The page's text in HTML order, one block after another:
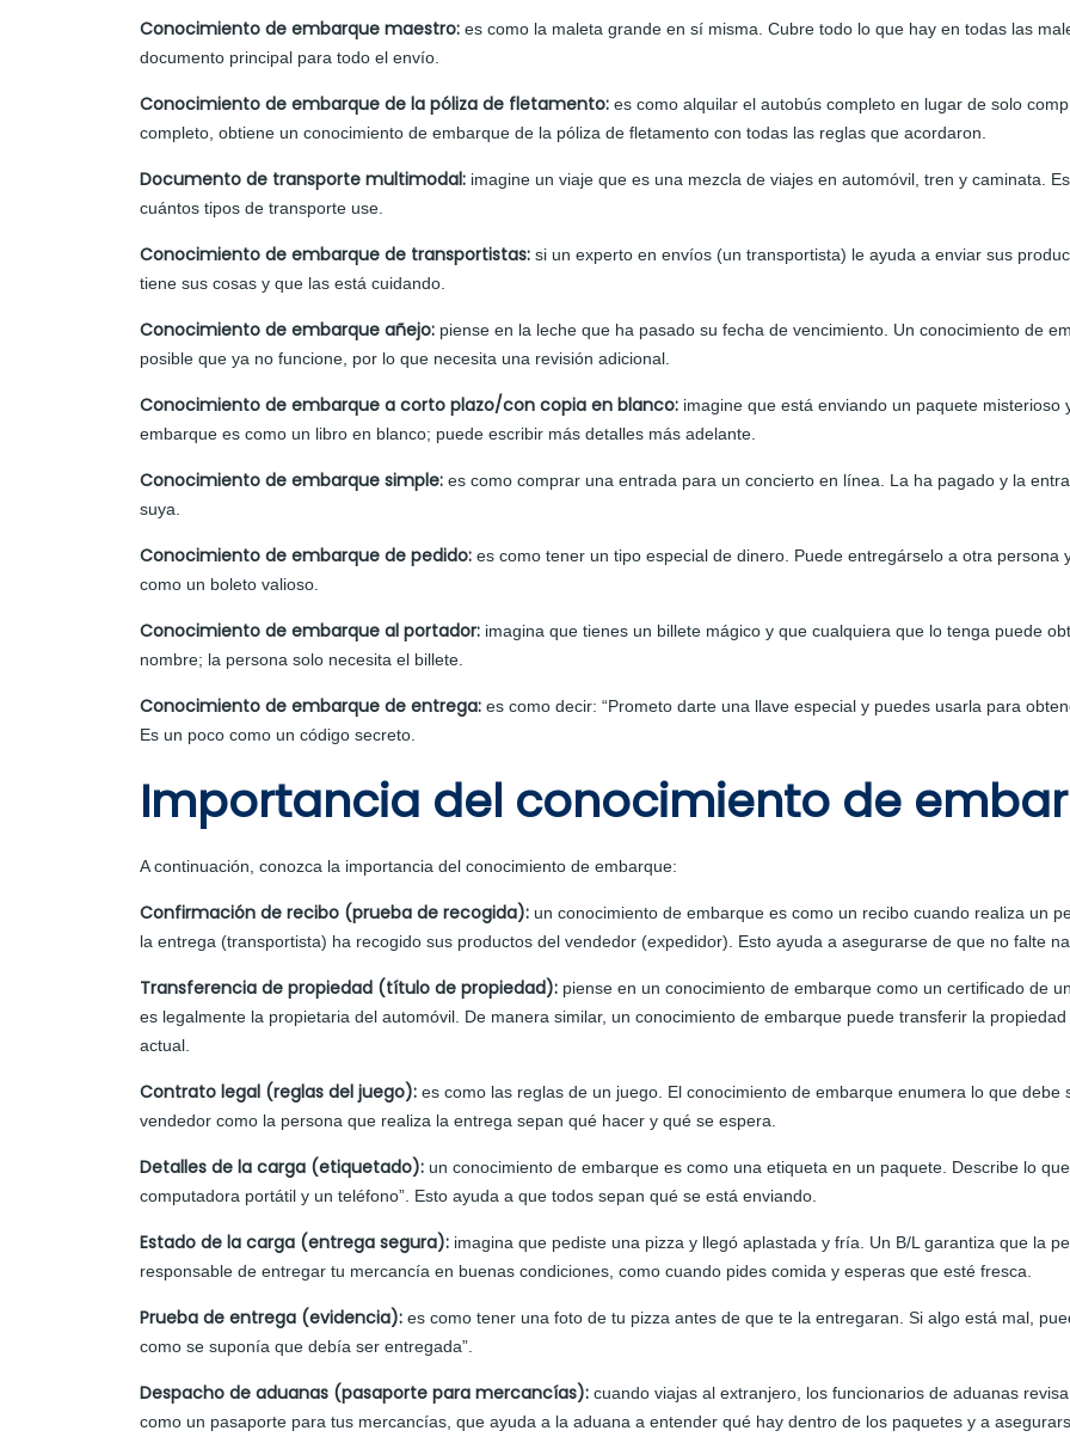
Conocimiento de embarque maestro: es como la maleta grande en sí misma. Cubre todo lo que hay en todas las
documento principal para todo el envío.
Conocimiento de embarque de la póliza de fletamento: es como alquilar el autobús completo en lugar de solo
completo, obtiene un conocimiento de embarque de la póliza de fletamento con todas las reglas que acordaron.
Documento de transporte multimodal: imagine un viaje que es una mezcla de viajes en automóvil, tren y caminata.
cuántos tipos de transporte use.
Conocimiento de embarque de transportistas: si un experto en envíos (un transportista) le ayuda a enviar sus
tiene sus cosas y que las está cuidando.
Conocimiento de embarque añejo: piense en la leche que ha pasado su fecha de vencimiento. Un conocimiento de
posible que ya no funcione, por lo que necesita una revisión adicional.
Conocimiento de embarque a corto plazo/con copia en blanco: imagine que está enviando un paquete
embarque es como un libro en blanco; puede escribir más detalles más adelante.
Conocimiento de embarque simple: es como comprar una entrada para un concierto en línea. La ha pagado y la
suya.
Conocimiento de embarque de pedido: es como tener un tipo especial de dinero. Puede entregárselo a otra
como un boleto valioso.
Conocimiento de embarque al portador: imagina que tienes un billete mágico y que cualquiera que lo tenga puede
nombre; la persona solo necesita el billete.
Conocimiento de embarque de entrega: es como decir: “Prometo darte una llave especial y puedes usarla para
Es un poco como un código secreto.
Importancia del conocimiento de
A continuación, conozca la importancia del conocimiento de embarque:
Confirmación de recibo (prueba de recogida): un conocimiento de embarque es como un recibo cuando realiza un
la entrega (transportista) ha recogido sus productos del vendedor (expedidor). Esto ayuda a asegurarse de que no falte
Transferencia de propiedad (título de propiedad): piense en un conocimiento de embarque como un certificado de
es legalmente la propietaria del automóvil. De manera similar, un conocimiento de embarque puede transferir la
actual.
Contrato legal (reglas del juego): es como las reglas de un juego. El conocimiento de embarque enumera lo que
vendedor como la persona que realiza la entrega sepan qué hacer y qué se espera.
Detalles de la carga (etiquetado): un conocimiento de embarque es como una etiqueta en un paquete. Describe lo
computadora portátil y un teléfono”. Esto ayuda a que todos sepan qué se está enviando.
Estado de la carga (entrega segura): imagina que pediste una pizza y llegó aplastada y fría. Un B/L garantiza que la
responsable de entregar tu mercancía en buenas condiciones, como cuando pides comida y esperas que esté fresca.
Prueba de entrega (evidencia): es como tener una foto de tu pizza antes de que te la entregaran. Si algo está mal,
como se suponía que debía ser entregada”.
Despacho de aduanas (pasaporte para mercancías): cuando viajas al extranjero, los funcionarios de aduanas
como un pasaporte para tus mercancías, que ayuda a la aduana a entender qué hay dentro de los paquetes y a